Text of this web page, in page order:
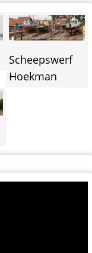
Scheepswerf
Hoekman